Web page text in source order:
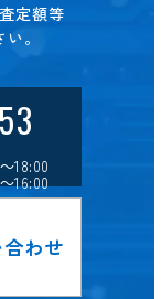
定額等
。
18:00
16:00
わせ